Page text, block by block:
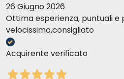
26 Giugno 2026
Ottima esperienza, puntuali e
velocissima,consigliato
Acquirente verificato